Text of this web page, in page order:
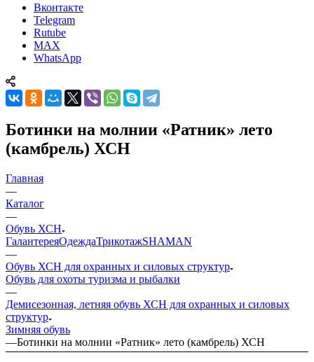
Вконтакте
Telegram
Rutube
MAX
WhatsApp
Ботинки на молнии «Ратник» лето
(камбрель) ХСН
Главная
—
Каталог
—
Обувь ХСН
ГалантереяОдеждаТрикотажSHAMAN
—
Обувь ХСН для охранных и силовых структур
Обувь для охоты туризма и рыбалки
—
Демисезонная, летняя обувь ХСН для охранных и силовых
структур
Зимняя обувь
—Ботинки на молнии «Ратник» лето (камбрель) ХСН